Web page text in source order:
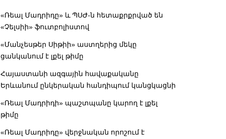
«Ռեալ Մադրիդը» և ՊՍԺ-ն հետաքրքրված են
«Չելսիի» ֆուտբոլիստով
«Մանչեսթեր Սիթիի» աստղերից մեկը
ցանկանում է լքել թիմը
Հայաստանի ազգային հավաքականը
Երևանում ընկերական հանդիպում կանցկացնի
«Ռեալ Մադրիդի» պաշտպանը կարող է լքել
թիմը
«Ռեալ Մադրիդը» վերջնական որոշում է